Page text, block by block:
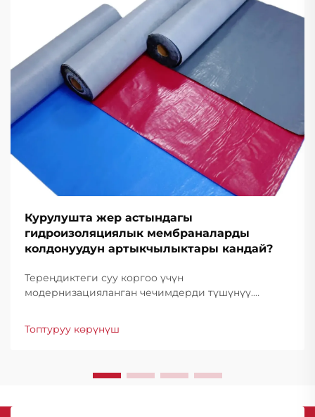
Курулушта жер астындагы
гидроизоляциялык мембраналарды
колдонуудун артыкчылыктары кандай?
Тереңдиктеги суу коргоо үчүн
модернизацияланган чечимдерди түшүнүү.
анда подвалды гидроизоляциялоочу
Топтуруу көрүнүш